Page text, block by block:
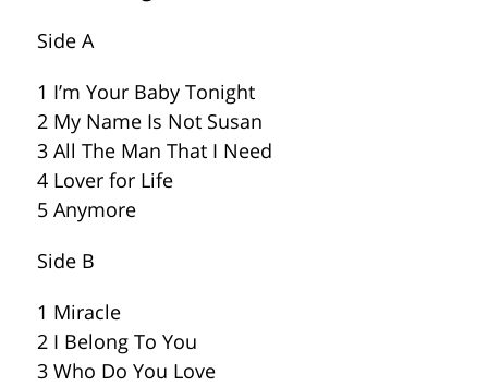
Side A
1 I’m Your Baby Tonight
2 My Name Is Not Susan
3 All The Man That I Need
4 Lover for Life
5 Anymore
Side B
1 Miracle
2 I Belong To You
3 Who Do You Love